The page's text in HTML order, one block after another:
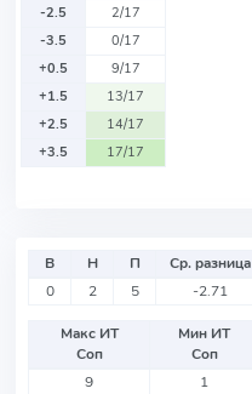
-2.5
2/17
-3.5
0/17
+0.5
9/17
+1.5
13/17
+2.5
14/17
+3.5
17/17
В Н П Ср. разница
0
2 5 -2.71
Макс ИТ
Соп
Мин ИТ
Соп
9
1